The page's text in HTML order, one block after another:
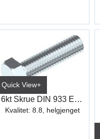
Quick View+
6kt Skrue DIN 933 Elzn hel.gj
Kvalitet: 8.8, helgjenget